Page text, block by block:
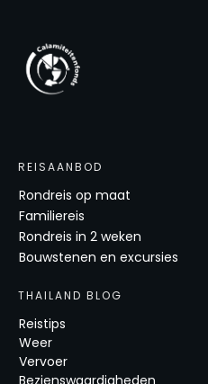
REISAANBOD
Rondreis op maat
Familiereis
Rondreis in 2 weken
Bouwstenen en excursies
THAILAND BLOG
Reistips
Weer
Vervoer